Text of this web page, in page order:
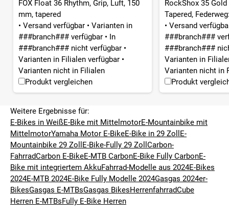
FOX Float 36 Rhythm, Grip, Luft, 150
mm, tapered
• Versand verfügbar • Varianten in
###branch### verfügbar • In
###branch### nicht verfügbar •
Varianten in Filialen verfügbar •
Varianten nicht in Filialen
Produkt vergleichen
RockShox 35
Tapered,
• Versand
###branch###
###branch###
Varianten in
Varianten nicht in
Produkt
Weitere Ergebnisse für:
E-Bikes in WeißE-Bike mit MittelmotorE-Mountainbike mit
MittelmotorYamaha Motor E-BikeE-Bike in 29 Zoll E-
Mountainbike 29 Zoll E-Bike-Fully 29 Zoll Carbon-
FahrradCarbon E-BikeE-MTB CarbonE-Bike Fully CarbonE-
Bike mit integriertem AkkuFahrrad-Modelle aus 2024E-Bikes
2024E-MTB 2024E-Bike Fully Modelle 2024Gasgas 2024er-
BikesGasgas E-MTBsGasgas BikesHerrenfahrradCube
Herren E-MTBsFully E-Bike Herren